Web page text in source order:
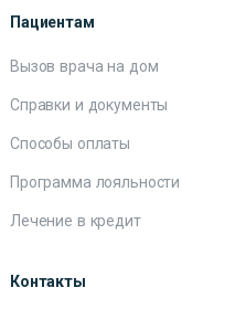
Пациентам
Вызов врача на дом
Справки и документы
Способы оплаты
Программа лояльности
Лечение в кредит
Контакты